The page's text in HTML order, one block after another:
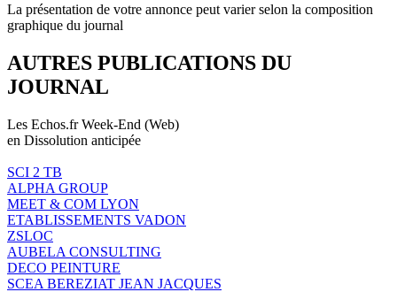
La présentation de votre annonce peut varier selon la composition
graphique du journal
AUTRES PUBLICATIONS DU
JOURNAL
Les Echos.fr Week-End (Web)
en Dissolution anticipée
SCI 2 TB
ALPHA GROUP
MEET & COM LYON
ETABLISSEMENTS VADON
ZSLOC
AUBELA CONSULTING
DECO PEINTURE
SCEA BEREZIAT JEAN JACQUES